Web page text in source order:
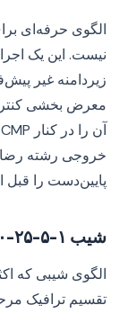
زیردامنه غیر
معرض بخشی
خروجی رشته
پایین‌دست را قبل
شیب ۱-۵-۲۵-۱۰۰
الگوی شیبی که